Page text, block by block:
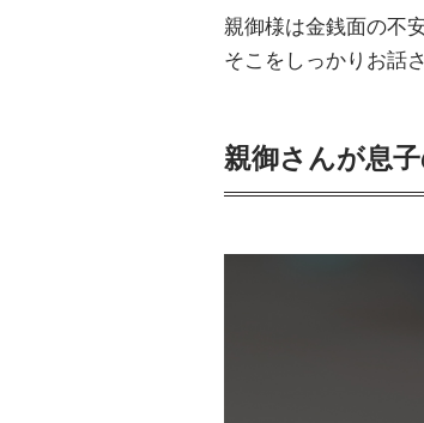
親御様は金銭面の不
そこをしっかりお話
親御さんが息